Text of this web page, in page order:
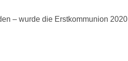
– wurde die Erstkommunion 2020